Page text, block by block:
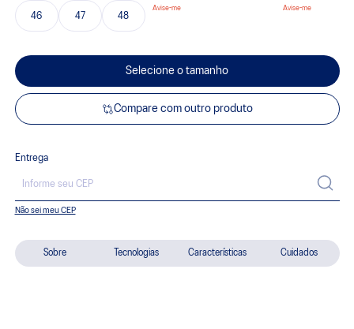
Sobre Tecnologias Características Cuidados
46 47 48
Selecione o tamanho
Compare com outro produto
Entrega
Não sei meu CEP